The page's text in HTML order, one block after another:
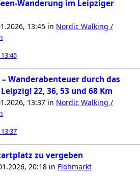
Wanderung im Leipziger
13:45 in Nordic Walking /
– Wanderabenteuer durch das
22, 36, 53 und 68 Km
13:37 in Nordic Walking /
zu vergeben
20:18 in Flohmarkt